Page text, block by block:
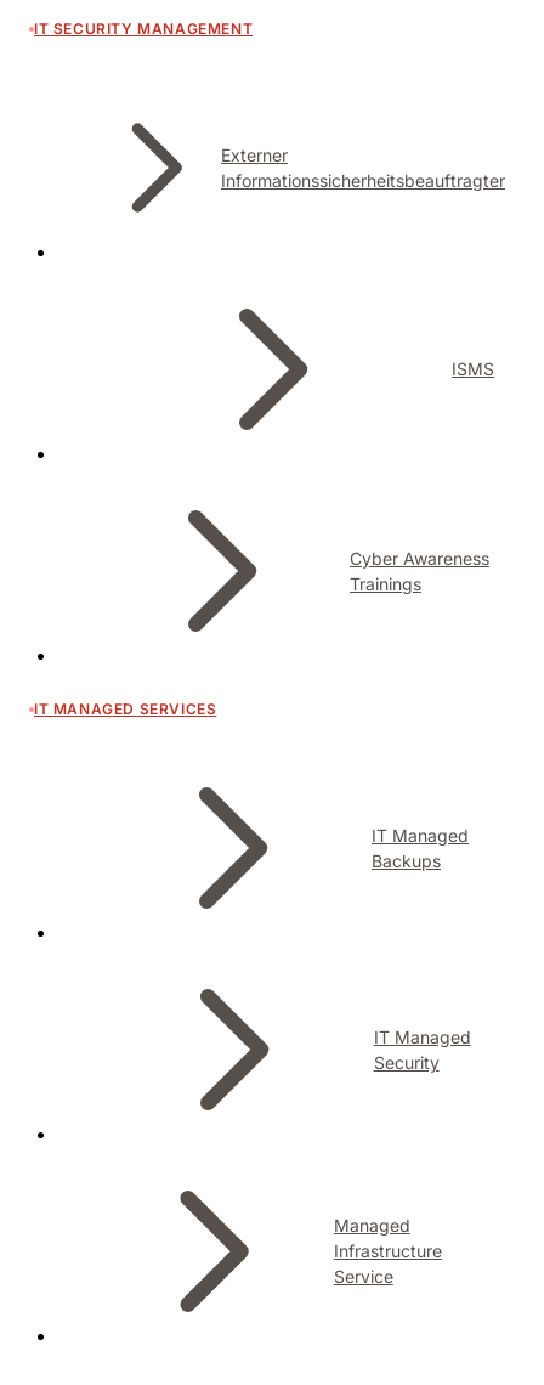
IT SECURITY MANAGEMENT
Externer
Informationssicherheitsbeauftragter
ISMS
Cyber Awareness
Trainings
IT MANAGED SERVICES
IT Managed
Backups
IT Managed
Security
Managed
Infrastructure
Service